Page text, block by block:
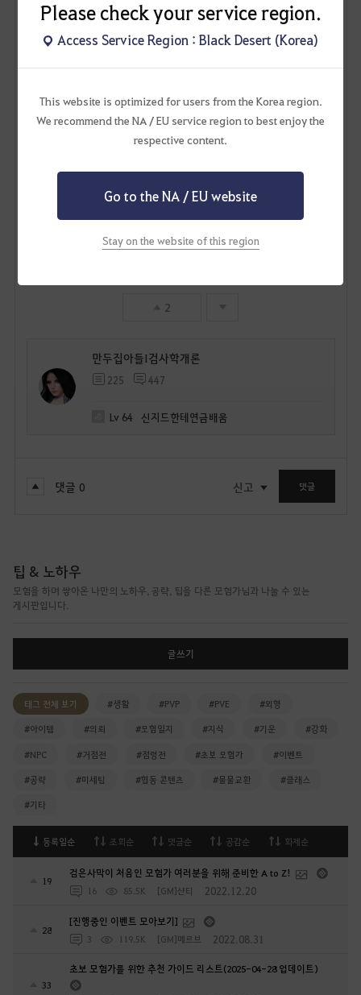
Please check your service region.
Access Service Region : Black Desert (Korea)
This website is optimized for users from the Korea region.
We recommend the NA / EU service region to best enjoy the
respective content.
Go to the NA / EU website
Stay on the website of this region
2
만두집아들I검사학개론
225 447
Lv 64 신지드한테연금배움
댓글 0 신고 댓글
팁 & 노하우
모험을 하며 쌓아온 나만의 노하우, 공략, 팁을 다른 모험가님과 나눌 수 있는
게시판입니다.
글쓰기
태그 전체 보기 #생활 #PVP #PVE #외형
#아이템 #의뢰 #모험일지 #지식 #기운 #강화
#NPC #거점전 #점령전 #초보 모험가 #이벤트
#공략 #미세팁 #협동 콘텐츠 #물물교환 #클래스
#기타
등록일순 조회순 댓글순 공감순 화제순
19
검은사막이 처음인 모험가 여러분을 위해 준비한 A to Z!
16 85.5K [GM]샨티 2022.12.20
28
[진행중인 이벤트 모아보기]
3 119.5K [GM]메르브 2022.08.31
33
초보 모험가를 위한 추천 가이드 리스트(2025-04-28 업데이트)